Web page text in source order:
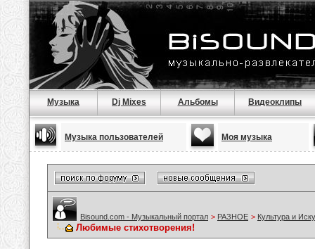
Музыка Dj Mixes Альбомы Видеоклипы
Музыка пользователей Моя музыка
Bisound.com - Музыкальный портал > РАЗНОЕ > Культура и
Любимые стихотворения!